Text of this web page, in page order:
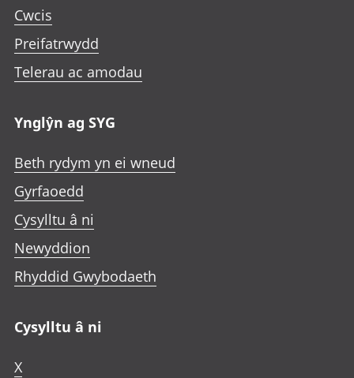
Cwcis
Preifatrwydd
Telerau ac amodau
Ynglŷn ag SYG
Beth rydym yn ei wneud
Gyrfaoedd
Cysylltu â ni
Newyddion
Rhyddid Gwybodaeth
Cysylltu â ni
X